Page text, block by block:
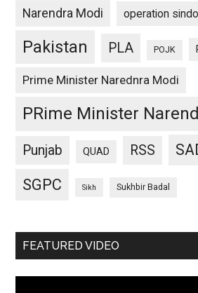
Narendra Modi operation
Pakistan PLA POJK
Prime Minister Narednra Modi
PRime Minister
Punjab QUAD RSS
SGPC Sikh Sukhbir Badal
FEATURED VIDEO